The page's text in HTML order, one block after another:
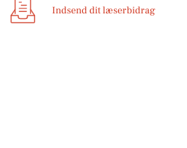
Indsend dit læserbidrag